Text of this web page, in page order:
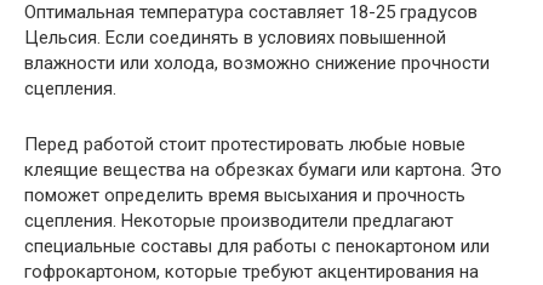
Оптимальная температура составляет 18-25 градусов
Цельсия. Если соединять в условиях повышенной
влажности или холода, возможно снижение прочности
сцепления.
Перед работой стоит протестировать любые новые
клеящие вещества на обрезках бумаги или картона. Это
поможет определить время высыхания и прочность
сцепления. Некоторые производители предлагают
специальные составы для работы с пенокартоном или
гофрокартоном, которые требуют акцентирования на